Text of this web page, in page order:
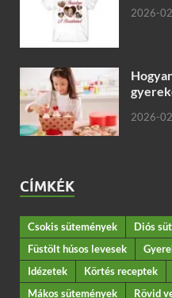
2026-
2026-
CÍMKÉK
Csokis sütemények
Diós
Füstölt húsos levesek
Idézetek
Körtés receptek
Mákos sütemények
Rövid